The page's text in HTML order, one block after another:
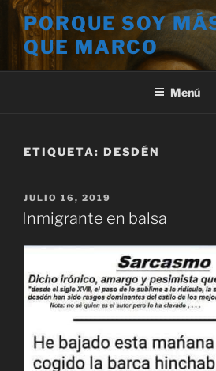
Saltar
contenido
PORQUE SOY
QUE MARCO
Menú
ETIQUETA: DESDÉN
PUBLICADO
EL
JULIO 16, 2019
Inmigrante en balsa